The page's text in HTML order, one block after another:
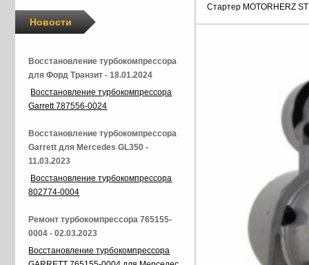
Стартер MOTORHERZ
Новости
Восстановление турбокомпрессора
для Форд Транзит - 18.01.2024
Восстановление турбокомпрессора
Garrett 787556-0024
Восстановление турбокомпрессора
Garrett для Mercedes GL350 -
11.03.2023
Восстановление турбокомпрессора
802774-0004
Ремонт турбокомпрессора 765155-
0004 - 02.03.2023
Восстановление турбокомпрессора